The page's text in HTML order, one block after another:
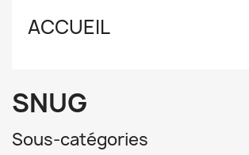
ACCUEIL
SNUG
Sous-catégories